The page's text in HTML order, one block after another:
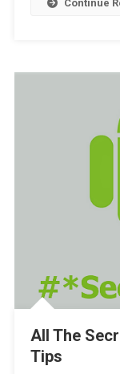
Continue
All The
Tips